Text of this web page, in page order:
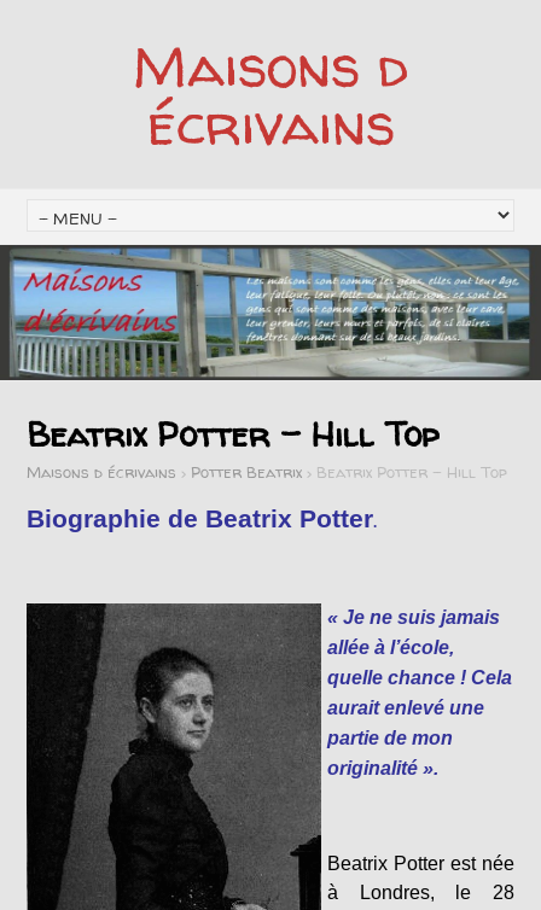
Maisons d
écrivains
Beatrix Potter – Hill Top
Maisons d écrivains > Potter Beatrix > Beatrix Potter – Hill Top
Biographie de Beatrix Potter.
« Je ne suis jamais
allée à l’école,
quelle chance ! Cela
aurait enlevé une
partie de mon
originalité ».
Beatrix Potter est née
à Londres, le 28